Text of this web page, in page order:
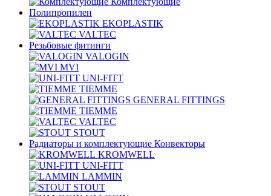
Полипропилен
EKOPLASTIK
VALTEC
Рeзьбовые фитинги
VALOGIN
MVI
UNI-FITT
TIEMME
GENERAL FITTINGS
TIEMME
VALTEC
STOUT
Радиаторы и комплектующие Конвекторы
KROMWELL
UNI-FITT
LAMMIN
STOUT